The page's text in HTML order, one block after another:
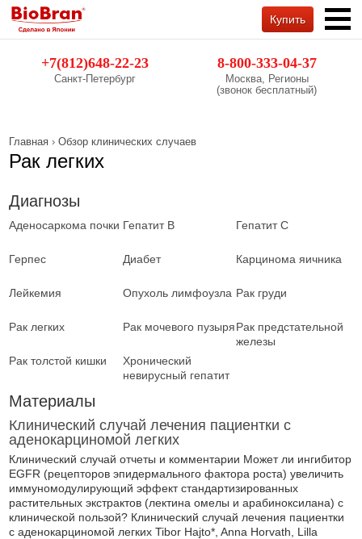
+7(812)648-22-23
Санкт-Петербург
8-800-333-04-37
Москва, Регионы
(звонок бесплатный)
Купить
Главная ›Обзор клинических случаев
Рак легких
Диагнозы
Аденосаркома почки Гепатит B Гепатит C
Герпес Диабет Карцинома яичника
Лейкемия Опухоль лимфоузла Рак груди
Рак легких Рак мочевого пузыряРак предстательной
железы
Рак толстой кишки
Хронический
невирусный гепатит
Материалы
Клинический случай лечения пациентки с
аденокарциномой легких
Клинический случай отчеты и комментарии Может ли ингибитор
EGFR (рецепторов эпидермального фактора роста) увеличить
иммуномодулирующий эффект стандартизированных
растительных экстрактов (лектина омелы и арабиноксилана) с
клинической пользой? Клинический случай лечения пациентки
с аденокарциномой легких Tibor Hajto*, Anna Horvath, Lilla